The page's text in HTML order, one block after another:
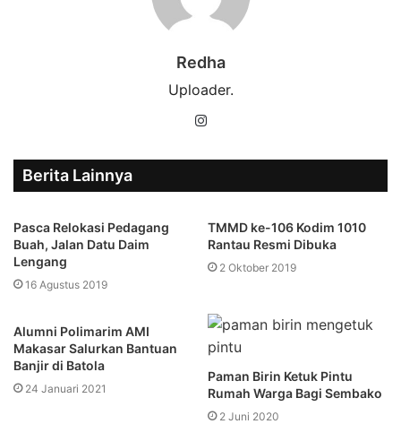
Redha
Uploader.
Instagram
Berita Lainnya
Pasca Relokasi Pedagang
Buah, Jalan Datu Daim
Lengang
16 Agustus 2019
TMMD ke-106 Kodim 1010
Rantau Resmi Dibuka
2 Oktober 2019
Alumni Polimarim AMI
Makasar Salurkan Bantuan
Banjir di Batola
24 Januari 2021
Paman Birin Ketuk Pintu
Rumah Warga Bagi Sembako
2 Juni 2020